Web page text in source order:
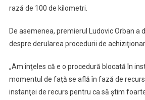
rază de 100 de kilometri.
De asemenea, premierul Ludovic Orban a
despre derularea procedurii de
„Am înţeles că e o procedură blocată în
momentul de faţă se află în fază de
instanţei de recurs pentru ca să ştim